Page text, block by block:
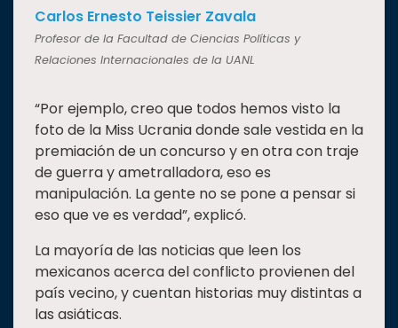
Carlos Ernesto Teissier Zavala
Profesor de la Facultad de Ciencias Políticas y
Relaciones Internacionales de la UANL
“Por ejemplo, creo que todos hemos visto la
foto de la Miss Ucrania donde sale vestida en la
premiación de un concurso y en otra con traje
de guerra y ametralladora, eso es
manipulación. La gente no se pone a pensar si
eso que ve es verdad”, explicó.
La mayoría de las noticias que leen los
mexicanos acerca del conflicto provienen del
país vecino, y cuentan historias muy distintas a
las asiáticas.